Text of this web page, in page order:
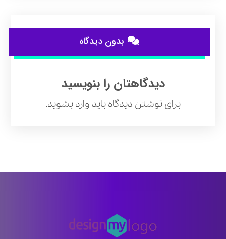
بدون دیدگاه
دیدگاهتان را بنویسید
برای نوشتن دیدگاه باید وارد بشوید.